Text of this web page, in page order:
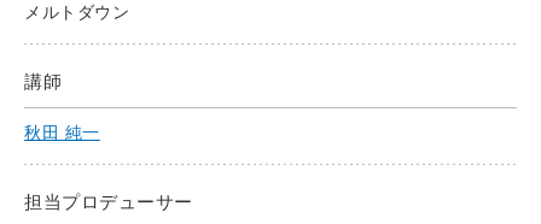
メルトダウン
講師
秋田 純一
担当プロデューサー